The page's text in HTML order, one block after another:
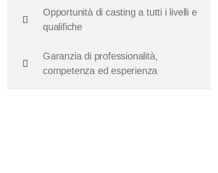
Opportunità di casting a tutti i livelli e
qualifiche
Garanzia di professionalità,
competenza ed esperienza